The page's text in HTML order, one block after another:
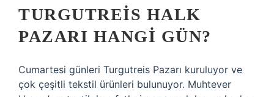
TURGUTREIS HALK
PAZARI HANGI GÜN?
Cumartesi günleri Turgutreis Pazarı kuruluyor ve
çok çeşitli tekstil ürünleri bulunuyor. Muhtever